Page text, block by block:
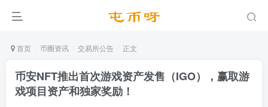
首页 币圈资讯 交易所公告 正文
币安NFT推出首次游戏资产发售（IGO），赢取游
戏项目资产和独家奖励！